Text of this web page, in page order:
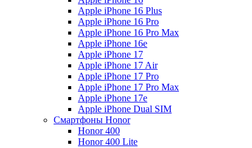
Apple iPhone 16 Plus
Apple iPhone 16 Pro
Apple iPhone 16 Pro Max
Apple iPhone 16e
Apple iPhone 17
Apple iPhone 17 Air
Apple iPhone 17 Pro
Apple iPhone 17 Pro Max
Apple iPhone 17e
Apple iPhone Dual SIM
Смартфоны Honor
Honor 400
Honor 400 Lite